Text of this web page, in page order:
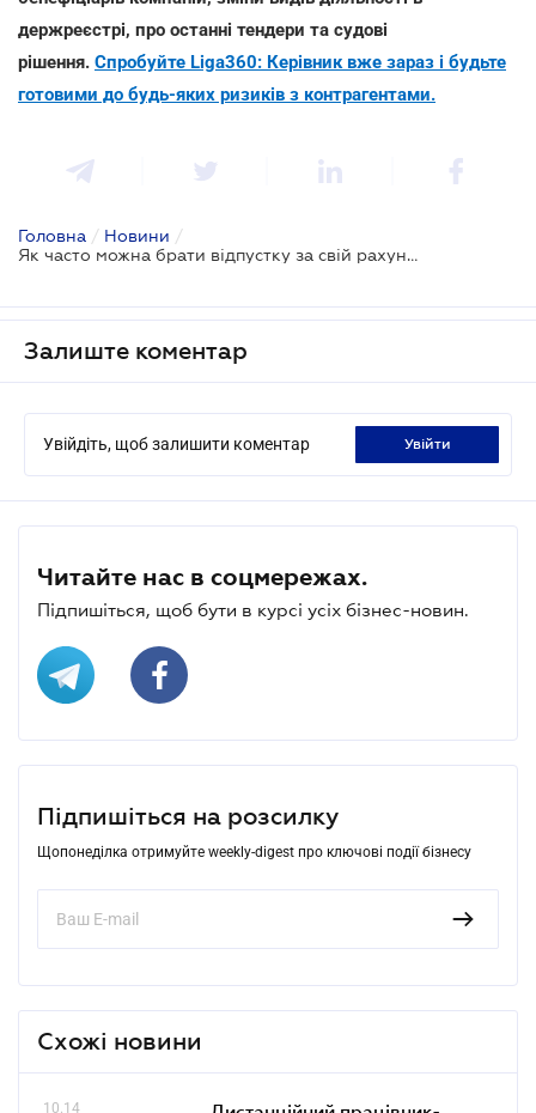
держреєстрі, про останні тендери та судові
рішення. Спробуйте Liga360: Керівник вже зараз і будьте
готовими до будь-яких ризиків з контрагентами.
Головна / Новини /
Як часто можна брати відпустку за свій рахунок - Держпраці
Залиште коментар
Увійдіть, щоб залишити коментар увійти
Читайте нас в соцмережах.
Підпишіться, щоб бути в курсі усіх бізнес-новин.
Підпишіться на розсилку
Щопонеділка отримуйте weekly-digest про ключові події бізнесу
Схожі новини
10.14